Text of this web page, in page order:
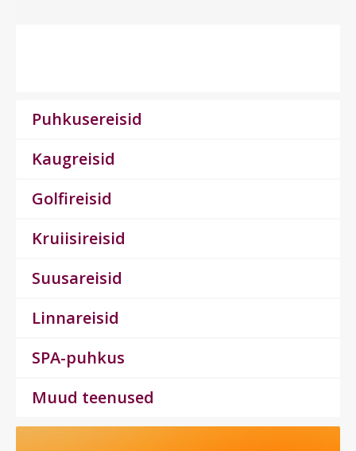
Puhkusereisid
Kaugreisid
Golfireisid
Kruiisireisid
Suusareisid
Linnareisid
SPA-puhkus
Muud teenused